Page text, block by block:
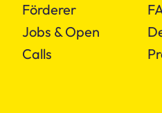
Förderer
Jobs & Open
Calls